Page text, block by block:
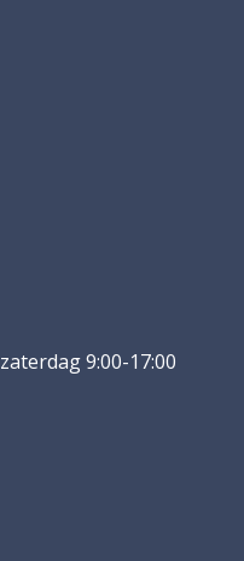
9:00-17:00